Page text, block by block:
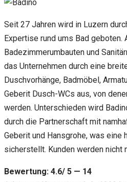
Seit 27 Jahren wird in Luzern
Expertise rund ums Bad
Badezimmerumbauten und
das Unternehmen durch eine
Duschvorhänge, Badmöbel,
Geberit Dusch-WCs aus, von
werden. Unterschieden wird
durch die Partnerschaft mit
Geberit und Hansgrohe, was eine
sicherstellt. Kunden werden nicht
Bewertung: 4.6/ 5 — 14